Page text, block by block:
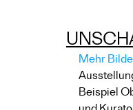
Mehr
Beispiel